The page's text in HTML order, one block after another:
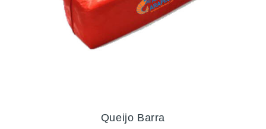
Queijo Barra